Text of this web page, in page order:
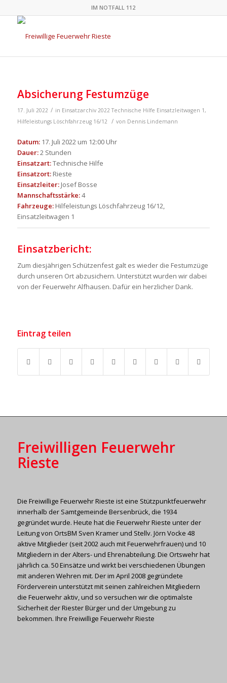
IM NOTFALL 112
Absicherung Festumzüge
17. Juli 2022 / in Einsatzarchiv 2022 Technische Hilfe Einsatzleitwagen 1,
Hilfeleistungs Löschfahrzeug 16/12
/ von Dennis Lindemann
Datum:17. Juli 2022 um 12:00 Uhr
Dauer:2 Stunden
Einsatzart:Technische Hilfe
Einsatzort:Rieste
Einsatzleiter:Josef Bosse
Mannschaftsstärke:4
Fahrzeuge:Hilfeleistungs Löschfahrzeug 16/12,
Einsatzleitwagen 1
Einsatzbericht:
Zum diesjährigen Schützenfest galt es wieder die Festumzüge
durch unseren Ort abzusichern. Unterstützt wurden wir dabei
von der Feuerwehr Alfhausen. Dafür ein herzlicher Dank.
Eintrag teilen
Freiwilligen Feuerwehr
Rieste
Die Freiwillige Feuerwehr Rieste ist eine Stützpunktfeuerwehr
innerhalb der Samtgemeinde Bersenbrück, die 1934
gegründet wurde. Heute hat die Feuerwehr Rieste unter der
Leitung von OrtsBM Sven Kramer und Stellv. Jörn Vocke 48
aktive Mitglieder (seit 2002 auch mit Feuerwehrfrauen) und 10
Mitgliedern in der Alters- und Ehrenabteilung. Die Ortswehr hat
jährlich ca. 50 Einsätze und wirkt bei verschiedenen Übungen
mit anderen Wehren mit. Der im April 2008 gegründete
Förderverein unterstützt mit seinen zahlreichen Mitgliedern
die Feuerwehr aktiv, und so versuchen wir die optimalste
Sicherheit der Riester Bürger und der Umgebung zu
bekommen. Ihre Freiwillige Feuerwehr Rieste